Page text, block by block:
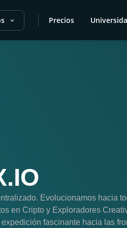
Precios
Evolucionamos hacia
en Cripto y Exploradores
fascinante hacia las